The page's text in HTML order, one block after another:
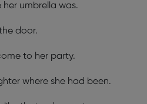
her umbrella was.
door.
to her party.
where she had been.